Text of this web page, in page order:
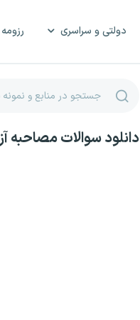
دولتی و سراسری
دانلود سوالات مصاحبه